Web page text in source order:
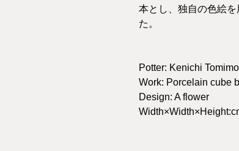
本とし、独自の色絵
た。
Potter: Kenichi
Work: Porcelain cube
Design: A flower